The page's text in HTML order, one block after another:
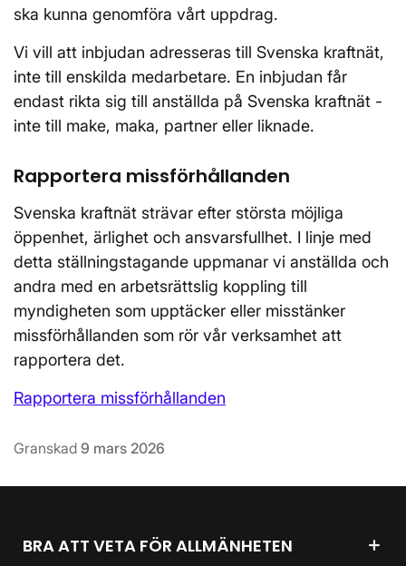
ska kunna genomföra vårt uppdrag.
Vi vill att inbjudan adresseras till Svenska kraftnät,
inte till enskilda medarbetare. En inbjudan får
endast rikta sig till anställda på Svenska kraftnät -
inte till make, maka, partner eller liknade.
Rapportera missförhållanden
Svenska kraftnät strävar efter största möjliga
öppenhet, ärlighet och ansvarsfullhet. I linje med
detta ställningstagande uppmanar vi anställda och
andra med en arbetsrättslig koppling till
myndigheten som upptäcker eller misstänker
missförhållanden som rör vår verksamhet att
rapportera det.
Rapportera missförhållanden
Granskad 9 mars 2026
BRA ATT VETA FÖR ALLMÄNHETEN